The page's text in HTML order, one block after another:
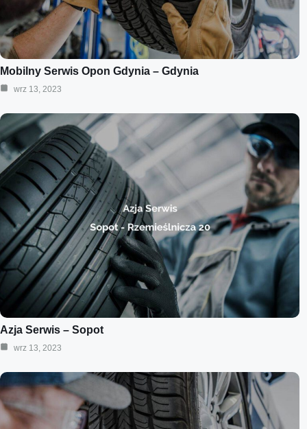
Mobilny Serwis Opon Gdynia – Gdynia
wrz 13, 2023
Azja Serwis – Sopot
wrz 13, 2023